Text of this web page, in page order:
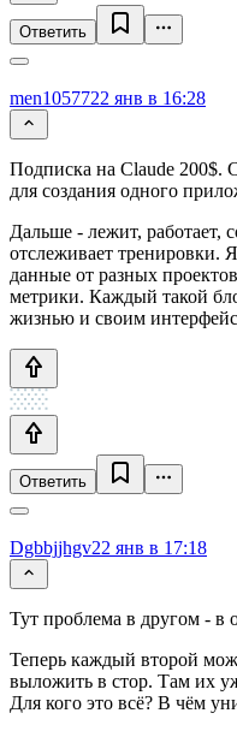
Ответить
men1057722 янв в 16:28
Подписка на Claude 200$.
для создания одного
Дальше - лежит, работает,
отслеживает тренировки.
данные от разных
метрики. Каждый такой
жизнью и своим
Ответить
Dgbbjjhgv22 янв в 17:18
Тут проблема в другом - в
Теперь каждый второй
выложить в стор. Там их
Для кого это всё? В чём